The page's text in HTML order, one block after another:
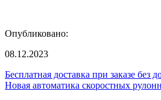
Опубликовано:
08.12.2023
Бесплатная доставка при заказе без
Новая автоматика скоростных